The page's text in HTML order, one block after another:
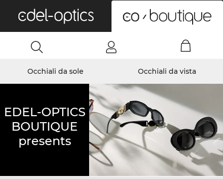
Occhiali da sole Occhiali da vista
EDEL-OPTICS
BOUTIQUE
presents